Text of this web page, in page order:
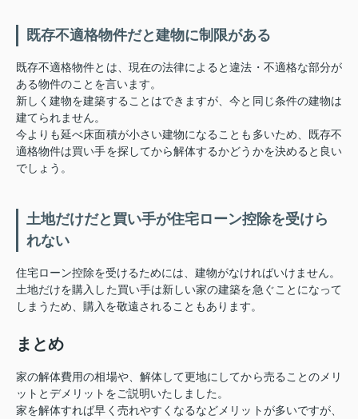
既存不適格物件だと建物に制限がある
既存不適格物件とは、現在の法律によると違法・不適格な部分が
ある物件のことを言います。
新しく建物を建築することはできますが、今と同じ条件の建物は
建てられません。
今よりも延べ床面積が小さい建物になることも多いため、既存不
適格物件は買い手を探してから解体するかどうかを決めると良い
でしょう。
土地だけだと買い手が住宅ローン控除を受けら
れない
住宅ローン控除を受けるためには、建物がなければいけません。
土地だけを購入した買い手は新しい家の建築を急ぐことになって
しまうため、購入を敬遠されることもあります。
まとめ
家の解体費用の相場や、解体して更地にしてから売ることのメリ
ットとデメリットをご説明いたしました。
家を解体すれば早く売れやすくなるなどメリットが多いですが、